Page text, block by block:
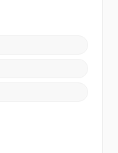
深い物語に遡る
世紀半ばに、磁
学者によって発
強い磁場にさら
。この吸収は、
するにつれて、
持つ原子、分
ました。彼ら